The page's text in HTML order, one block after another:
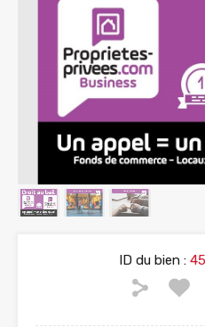
ID du bien :